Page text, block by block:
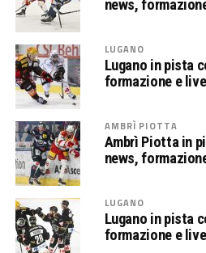
news,
LUGANO
Lugano in pista
formazione e
AMBRÌ PIOTTA
Ambrì Piotta in
news,
LUGANO
Lugano in pista
formazione e